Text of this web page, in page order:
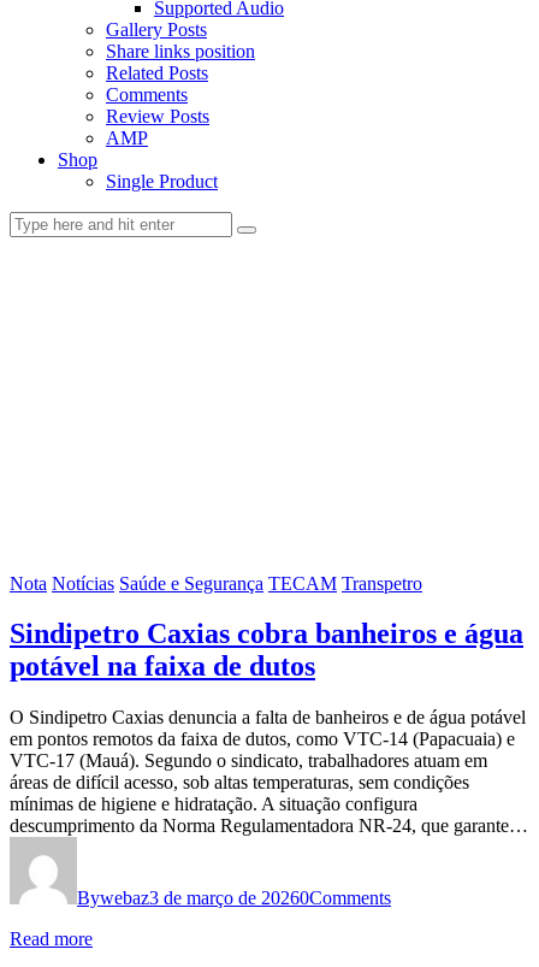
Supported Audio
Gallery Posts
Share links position
Related Posts
Comments
Review Posts
AMP
Shop
Single Product
Nota Notícias Saúde e Segurança TECAM Transpetro
Sindipetro Caxias cobra banheiros e água
potável na faixa de dutos
O Sindipetro Caxias denuncia a falta de banheiros e de água potável
em pontos remotos da faixa de dutos, como VTC-14 (Papacuaia) e
VTC-17 (Mauá). Segundo o sindicato, trabalhadores atuam em
áreas de difícil acesso, sob altas temperaturas, sem condições
mínimas de higiene e hidratação. A situação configura
descumprimento da Norma Regulamentadora NR-24, que garante…
Bywebaz3 de março de 20260Comments
Read more